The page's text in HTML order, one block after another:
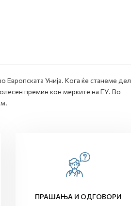
Унија. Кога ќе станеме дел
премин кон мерките на ЕУ. Во
ПРАШАЊА И ОДГОВОРИ